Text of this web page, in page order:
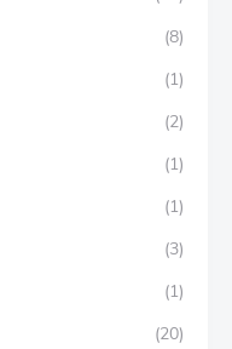
(8)
(1)
(2)
(1)
(1)
(3)
(1)
(20)